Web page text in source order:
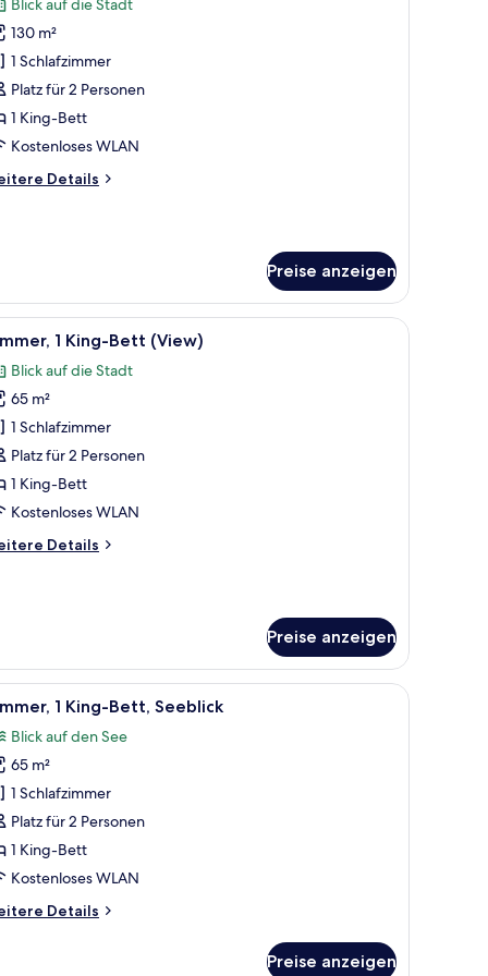
Blick auf die Stadt
130 m²
1 Schlafzimmer
Platz für 2 Personen
1 King-Bett
Kostenloses WLAN
Details
Preise anzeigen
Betten, Blick auf die Stadt und einem grossen Fenster.
Ein modernes Hotelzimmer mit einem
12 1 King-Bett (View)
Blick auf die Stadt
65 m²
1 Schlafzimmer
Platz für 2 Personen
1 King-Bett
Kostenloses WLAN
Details
Preise anzeigen
Blick auf die Stadt durch große Fenster.
einem runden Couchtisch und einem Bücherregal.
Ein modernes Hotelzimmer mit einem
12 1 King-Bett, Seeblick
Blick auf den See
65 m²
1 Schlafzimmer
Platz für 2 Personen
1 King-Bett
Kostenloses WLAN
Details
Preise anzeigen